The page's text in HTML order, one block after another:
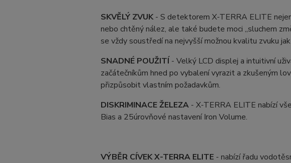
SKVĚLÝ ZVUK- S detektorem X-TERRA ELITE
nebo chtěný nález, ale také budete moci „sluchem
se vždy soustředí na nejvyšší možnou kvalitu zvuku
SNADNÉ POUŽITÍ - Velký LCD displej a intuitivní
začátečníkům hned po vybalení vyrazit a zkušeným
přizpůsobit vlastním požadavkům.
DISKRIMINACE ŽELEZA- X-TERRA ELITE nabízí
Bias a 25úrovňové nastavení Iron Volume.
VÝBĚR CÍVEK X-TERRA ELITE- nabízí řadu